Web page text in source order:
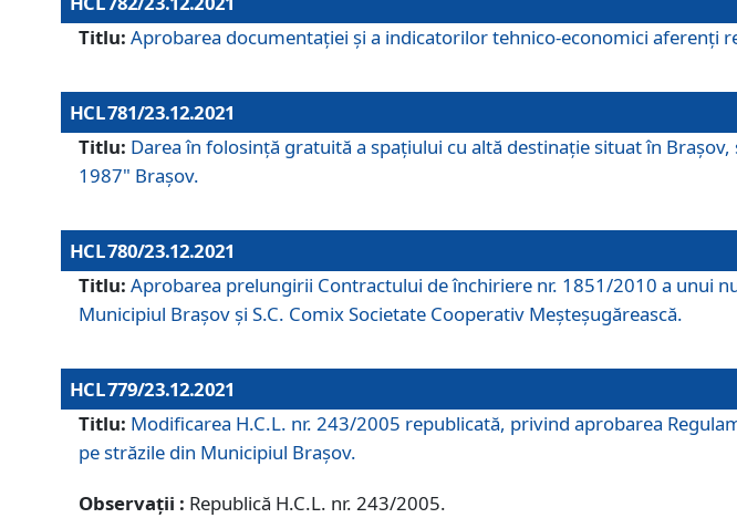
Titlu: Aprobarea documentației și a indicatorilor tehnico-economici aferenți
HCL 781/23.12.2021
Titlu: Darea în folosinţă gratuită a spaţiului cu altă destinaţie situat în
1987" Braşov.
HCL 780/23.12.2021
Titlu: Aprobarea prelungirii Contractului de închiriere nr. 1851/2010 a unui
Municipiul Braşov şi S.C. Comix Societate Cooperativ Meșteșugărească.
HCL 779/23.12.2021
Titlu: Modificarea H.C.L. nr. 243/2005 republicată, privind aprobarea
pe străzile din Municipiul Braşov.
Observații : Republică H.C.L. nr. 243/2005.